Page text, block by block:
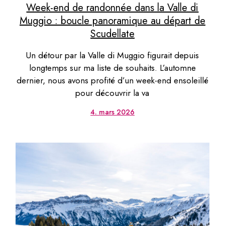
Week-end de randonnée dans la Valle di
Muggio : boucle panoramique au départ de
Scudellate
Un détour par la Valle di Muggio figurait depuis
longtemps sur ma liste de souhaits. L’automne
dernier, nous avons profité d’un week-end ensoleillé
pour découvrir la va
4. mars 2026